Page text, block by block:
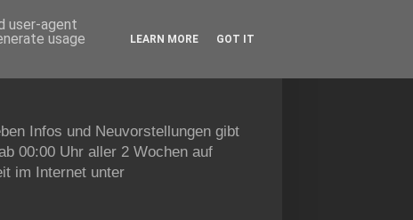
Infos und Neuvorstellungen gibt
00:00 Uhr aller 2 Wochen auf
im Internet unter
user-agent
usage
LEARN MORE GOT IT